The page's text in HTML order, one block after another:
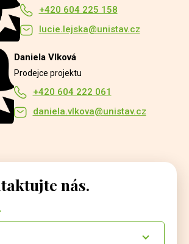
+420 604 225 158
lucie.lejska@unistav.cz
Daniela Vlková
Prodejce projektu
+420 604 222 061
daniela.vlkova@unistav.cz
nás.